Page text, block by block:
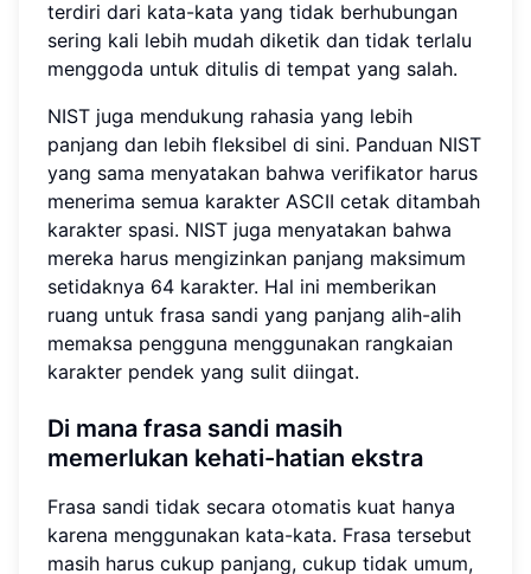
terdiri dari kata-kata yang tidak berhubungan
sering kali lebih mudah diketik dan tidak terlalu
menggoda untuk ditulis di tempat yang salah.
NIST juga mendukung rahasia yang lebih
panjang dan lebih fleksibel di sini. Panduan NIST
yang sama menyatakan bahwa verifikator harus
menerima semua karakter ASCII cetak ditambah
karakter spasi. NIST juga menyatakan bahwa
mereka harus mengizinkan panjang maksimum
setidaknya 64 karakter. Hal ini memberikan
ruang untuk frasa sandi yang panjang alih-alih
memaksa pengguna menggunakan rangkaian
karakter pendek yang sulit diingat.
Di mana frasa sandi masih
memerlukan kehati-hatian ekstra
Frasa sandi tidak secara otomatis kuat hanya
karena menggunakan kata-kata. Frasa tersebut
masih harus cukup panjang, cukup tidak umum,